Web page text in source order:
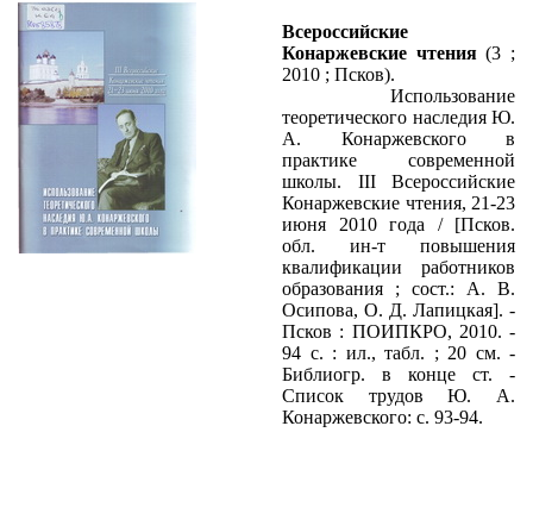
Всероссийские
Конаржевские чтения(3 ;
2010 ; Псков).
Использование
теоретического наследия Ю.
А. Конаржевского в
практике современной
школы. III Всероссийские
Конаржевские чтения, 21-23
июня 2010 года / [Псков.
обл. ин-т повышения
квалификации работников
образования ; сост.: А. В.
Осипова, О. Д. Лапицкая]. -
Псков : ПОИПКРО, 2010. -
94 с. : ил., табл. ; 20 см. -
Библиогр. в конце ст. -
Список трудов Ю. А.
Конаржевского: с. 93-94.